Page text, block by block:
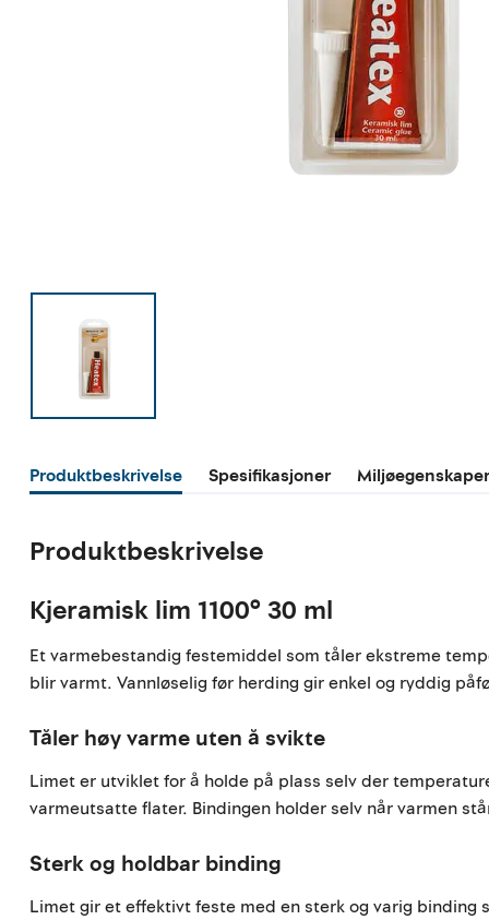
Produktbeskrivelse Spesifikasjoner
Produktbeskrivelse
Kjeramisk lim 1100° 30 ml
Et varmebestandig festemiddel som tåler ekstreme
blir varmt. Vannløselig før herding gir enkel og ryddig
Tåler høy varme uten å svikte
Limet er utviklet for å holde på plass selv der
varmeutsatte flater. Bindingen holder selv når varmen
Sterk og holdbar binding
Limet gir et effektivt feste med en sterk og varig